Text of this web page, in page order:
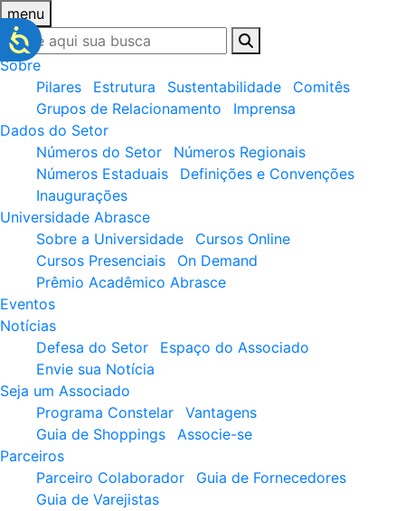
menu
Sobre
Pilares
Estrutura Sustentabilidade
Comitês
Grupos de Relacionamento
Imprensa
Dados do Setor
Números do Setor
Números Regionais
Números Estaduais
Definições e Convenções
Inaugurações
Universidade Abrasce
Sobre a Universidade
Cursos Online
Cursos Presenciais
On Demand
Prêmio Acadêmico Abrasce
Eventos
Notícias
Defesa do Setor
Espaço do Associado
Envie sua Notícia
Seja um Associado
Programa Constelar
Vantagens
Guia de Shoppings
Associe-se
Parceiros
Parceiro Colaborador
Guia de Fornecedores
Guia de Varejistas